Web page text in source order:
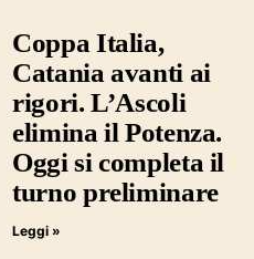
Coppa Italia,
Catania avanti ai
rigori. L’Ascoli
elimina il Potenza.
Oggi si completa il
turno preliminare
Leggi »